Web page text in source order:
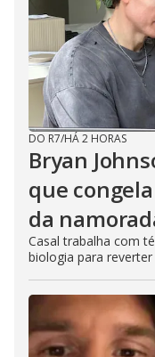
DO R7/HÁ 2 HORAS
Bryan
que
da
Casal trabalha com
biologia para